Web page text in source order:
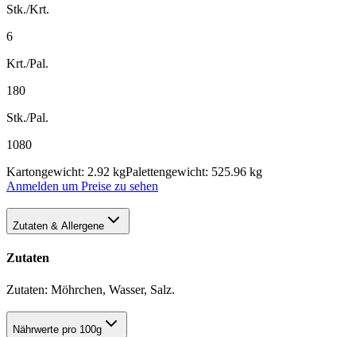
Stk./Krt.
6
Krt./Pal.
180
Stk./Pal.
1080
Kartongewicht: 2.92 kgPalettengewicht: 525.96 kg
Anmelden um Preise zu sehen
Zutaten & Allergene
Zutaten
Zutaten: Möhrchen, Wasser, Salz.
Nährwerte pro 100g